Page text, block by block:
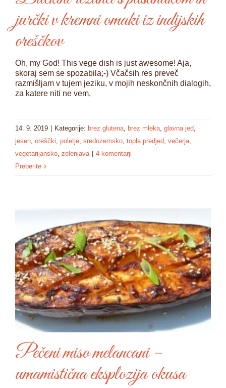
jurčki v kremni omaki iz indijskih
oreščkov
Oh, my God! This vege dish is just awesome! Aja,
skoraj sem se spozabila;-) Včačsih res preveč
razmišljam v tujem jeziku, v mojih neskončnih dialogih,
za katere niti ne vem,
14. 9. 2019 Kategorije: brez glutena, brez mleka, glavna jed,
jesen, oreščki, poletje, sredozemsko, topla predjed, večerja,
vegetarijansko, zelenjava
4 komentarji
Preberite
Pečeni miso melancani –
umamistična eksplozija okusa